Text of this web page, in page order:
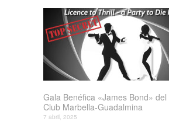
Gala Benéfica «James Bond»
Club Marbella-Guadalmina
7 abril, 2025